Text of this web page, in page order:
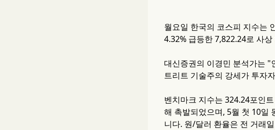
월요일 한국의 코스피 지수는
4.32% 급등한 7,822.24로 사
대신증권의 이경민 분석가는 "
트리트 기술주의 강세가 투자
벤치마크 지수는 324.24포인
해 촉발되었으며, 5월 첫 10일
니다. 원/달러 환율은 전 거래